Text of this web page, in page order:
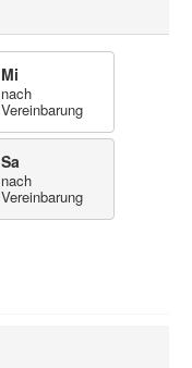
Mi
nach
Vereinbarung
Sa
nach
Vereinbarung